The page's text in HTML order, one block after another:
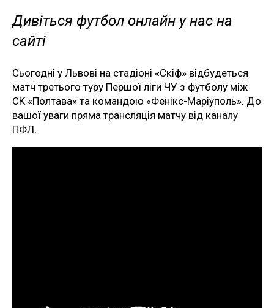
Дивіться футбол онлайн у нас на
сайті
Сьогодні у Львові на стадіоні «Скіф» відбудеться
матч третього туру Першої ліги ЧУ з футболу між
СК «Полтава» та командою «Фенікс-Маріуполь». До
вашої уваги пряма трансляція матчу від каналу
ПФЛ.